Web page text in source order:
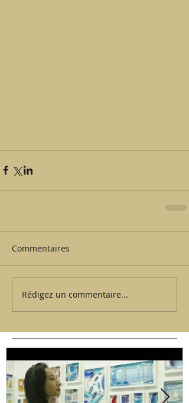
Commentaires
Rédigez un commentaire...